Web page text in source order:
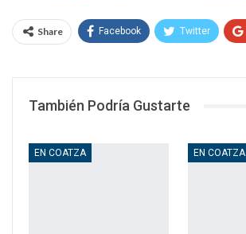
Share Facebook Twitter
También Podría Gustarte
EN COATZA EN COATZA